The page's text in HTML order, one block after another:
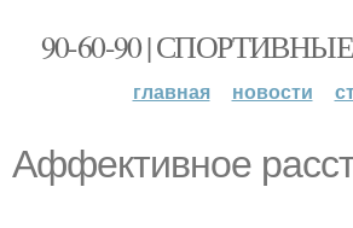
90-60-90 |
главная новости
Аффективное